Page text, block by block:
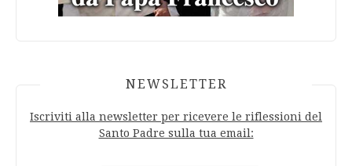
NEWSLETTER
Iscriviti alla newsletter per ricevere le riflessioni del
Santo Padre sulla tua email: